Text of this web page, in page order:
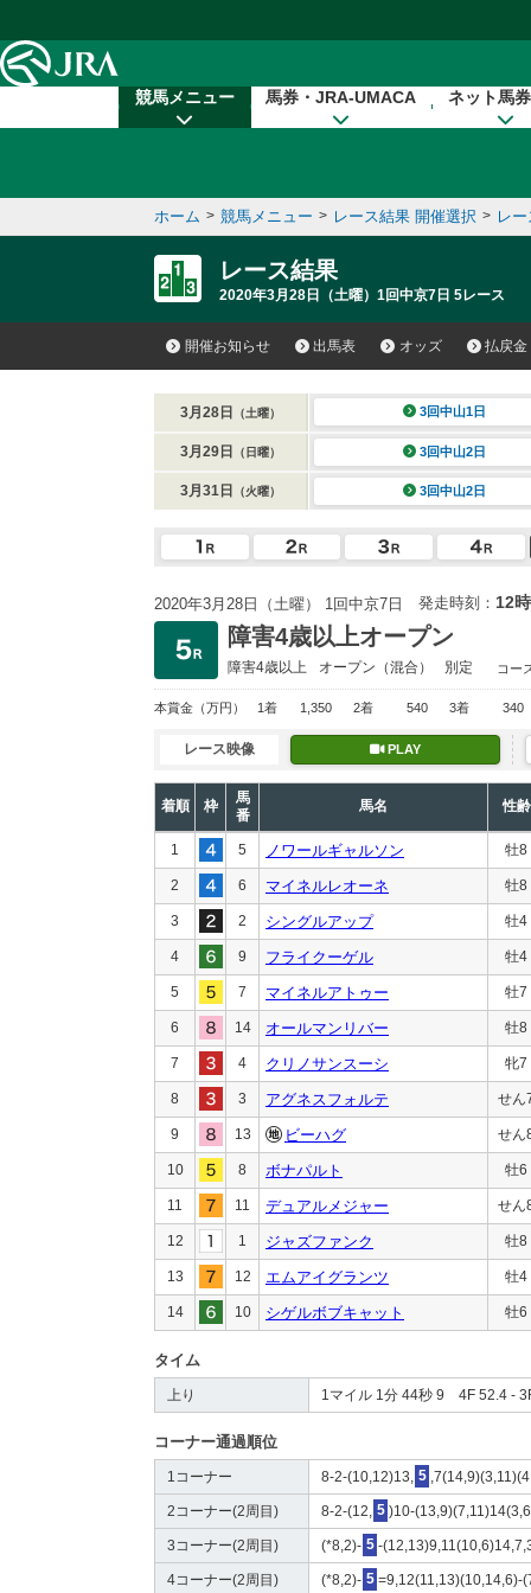
競馬メニュー 馬券・JRA-UMACA ネット馬
ホーム > 競馬メニュー > レース結果 開催選択 > レ
レース結果
2020年3月28日（土曜）1回中京7日 5レース
開催お知らせ 出馬表 オッズ 払戻金
3月28日 （土曜） 3回中山1日
3月29日 （日曜） 3回中山2日
3月31日 （火曜） 3回中山2日
2020年3月28日（土曜） 1回中京7日 発走時刻： 12
障害4歳以上オープン
障害4歳以上 オープン （混合） 別定 コー
本賞金 （万円） 1着 1,350 2着 540 3着 340
レース映像 PLAY
着順 枠
馬
番
馬名 性齢
1 5 ノワールギャルソン 牡8
2 6 マイネルレオーネ 牡8
3 2 シングルアップ 牡4
4 9 フライクーゲル 牡4
5 7 マイネルアトゥー 牡7
6 14 オールマンリバー 牡8
7 4 クリノサンスーシ 牝7
8 3 アグネスフォルテ せん
9 13 ビーハグ せん
10 8 ボナパルト 牡6
11 11 デュアルメジャー せん
12 1 ジャズファンク 牡8
13 12 エムアイグランツ 牡4
14 10 シゲルボブキャット 牡6
タイム
上り 1マイル 1分 44秒 9 4F 52.4 -
コーナー通過順位
1コーナー 8-2-(10,12)13, 5
2コーナー(2周目) 8-2-(12, 5 )10-
3コーナー(2周目) (*8,2)- 5 -
4コーナー(2周目) (*8,2)- 5 =9,12(11,13)(10,14,6)-